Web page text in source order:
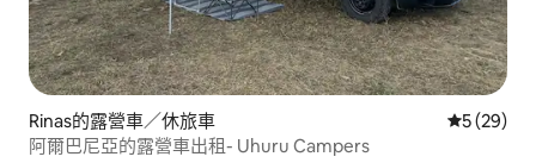
Rinas的露營車／休旅車 從 29 則評
5 (29)
阿爾巴尼亞的露營車出租- Uhuru Campers